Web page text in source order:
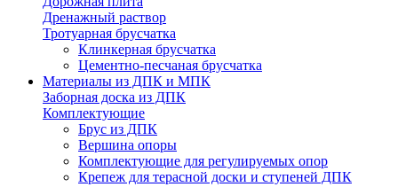
Дренажный раствор
Тротуарная брусчатка
Клинкерная брусчатка
Цементно-песчаная брусчатка
Материалы из ДПК и МПК
Заборная доска из ДПК
Комплектующие
Брус из ДПК
Вершина опоры
Комплектующие для регулируемых опор
Крепеж для терасной доски и ступеней ДПК